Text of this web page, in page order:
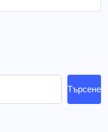
Търсене